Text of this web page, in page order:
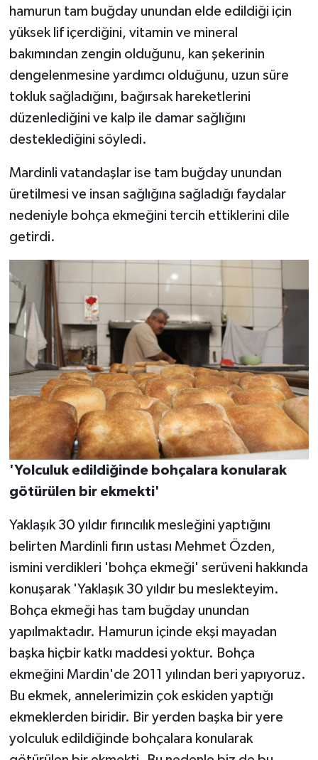
hamurun tam buğday unundan elde edildiği için
yüksek lif içerdiğini, vitamin ve mineral
bakımından zengin olduğunu, kan şekerinin
dengelenmesine yardımcı olduğunu, uzun süre
tokluk sağladığını, bağırsak hareketlerini
düzenlediğini ve kalp ile damar sağlığını
desteklediğini söyledi.
Mardinli vatandaşlar ise tam buğday unundan
üretilmesi ve insan sağlığına sağladığı faydalar
nedeniyle bohça ekmeğini tercih ettiklerini dile
getirdi.
'Yolculuk edildiğinde bohçalara konularak
götürülen bir ekmekti'
Yaklaşık 30 yıldır fırıncılık mesleğini yaptığını
belirten Mardinli fırın ustası Mehmet Özden,
ismini verdikleri 'bohça ekmeği' serüveni hakkında
konuşarak 'Yaklaşık 30 yıldır bu meslekteyim.
Bohça ekmeği has tam buğday unundan
yapılmaktadır. Hamurun içinde ekşi mayadan
başka hiçbir katkı maddesi yoktur. Bohça
ekmeğini Mardin'de 2011 yılından beri yapıyoruz.
Bu ekmek, annelerimizin çok eskiden yaptığı
ekmeklerden biridir. Bir yerden başka bir yere
yolculuk edildiğinde bohçalara konularak